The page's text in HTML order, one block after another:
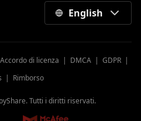
English
Accordo di licenza | DMCA | GDPR |
| Rimborso
Tutti i diritti riservati.